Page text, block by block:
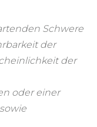
Schwere
der
der
oder einer